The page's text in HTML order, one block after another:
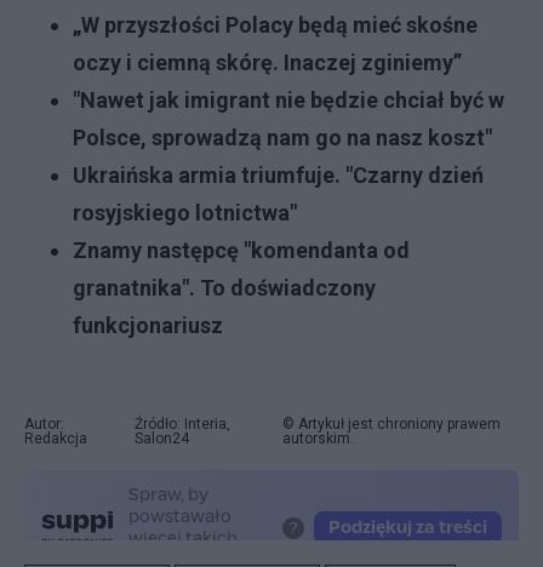
„W przyszłości Polacy będą mieć skośne
oczy i ciemną skórę. Inaczej zginiemy”
"Nawet jak imigrant nie będzie chciał być w
Polsce, sprowadzą nam go na nasz koszt"
Ukraińska armia triumfuje. "Czarny dzień
rosyjskiego lotnictwa"
Znamy następcę "komendanta od
granatnika". To doświadczony
funkcjonariusz
Autor:
Redakcja
Źródło: Interia,
Salon24
© Artykuł jest chroniony prawem
autorskim.